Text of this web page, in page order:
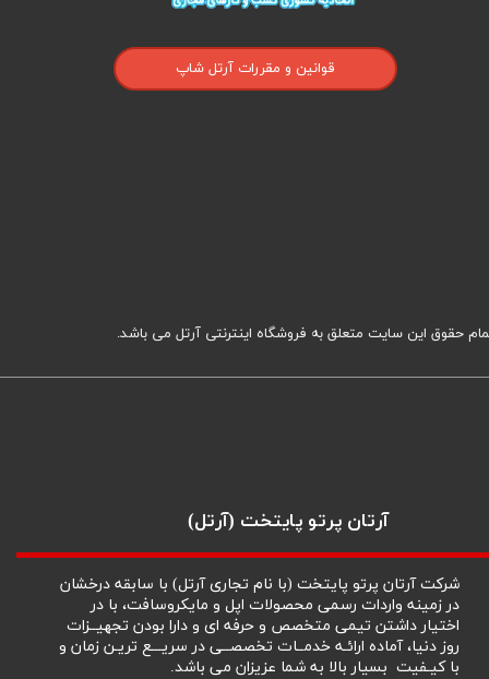
حقوق این سایت متعلق به فروشگاه اینترنتی آرتل می باشد.
قوانین و مقررات آرتل شاپ
​آرتان پرتو پایتخت (آرتل)
شرکت آرتان پرتو پایتخت (با نام تجاری آرتل) با سابقه درخشان
در زمینه واردات رسمی محصولات اپل و مایکروسافت، با در
اختیار داشتن تیمی متخصص و حرفه ای و دارا بودن تجهیــزات
روز دنیا، آماده ارائـه خدمــات تخصصــی در سریـــع تریـن زمان و
با کیـفیت بسیار بالا به شما عزیزان می باشد.